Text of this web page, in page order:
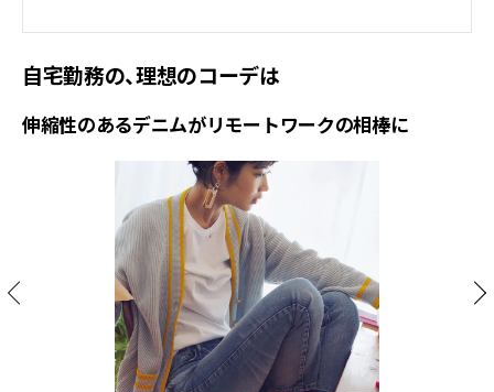
自宅勤務の、理想のコーデは
伸縮性のあるデニムがリモートワークの相棒に